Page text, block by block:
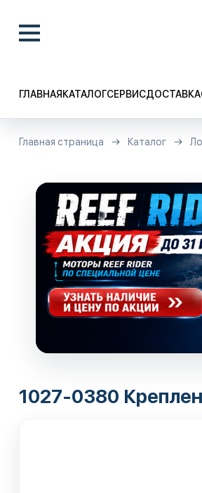
ГЛАВНАЯ КАТАЛОГСЕРВИСДОСТАВКА
Главная страница Каталог
1027-0380